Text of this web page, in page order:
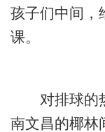
孩子们中间，
课。
对排球的热
南文昌的椰林